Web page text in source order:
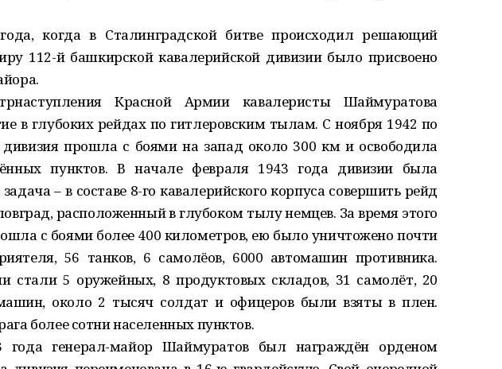
когда в Сталинградской битве происходил решающий
112-й башкирской кавалерийской дивизии было присвоено
Красной Армии кавалеристы Шаймуратова
в глубоких рейдах по гитлеровским тылам. С ноября 1942 по
дивизия прошла с боями на запад около 300 км и освободила
пунктов. В начале февраля 1943 года дивизии была
– в составе 8-го кавалерийского корпуса совершить рейд
расположенный в глубоком тылу немцев. За время этого
с боями более 400 километров, ею было уничтожено почти
56 танков, 6 самолёов, 6000 автомашин противника.
стали 5 оружейных, 8 продуктовых складов, 31 самолёт, 20
около 2 тысяч солдат и офицеров были взяты в плен.
более сотни населенных пунктов.
года генерал-майор Шаймуратов был награждён орденом